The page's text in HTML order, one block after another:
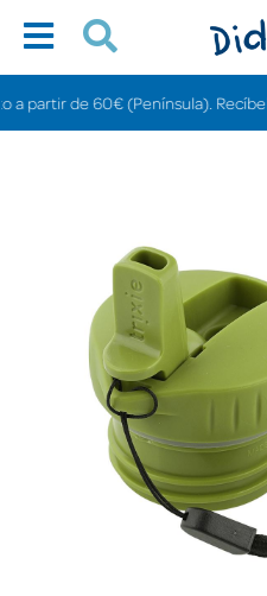
de 60€ (Península). Recíbelo en